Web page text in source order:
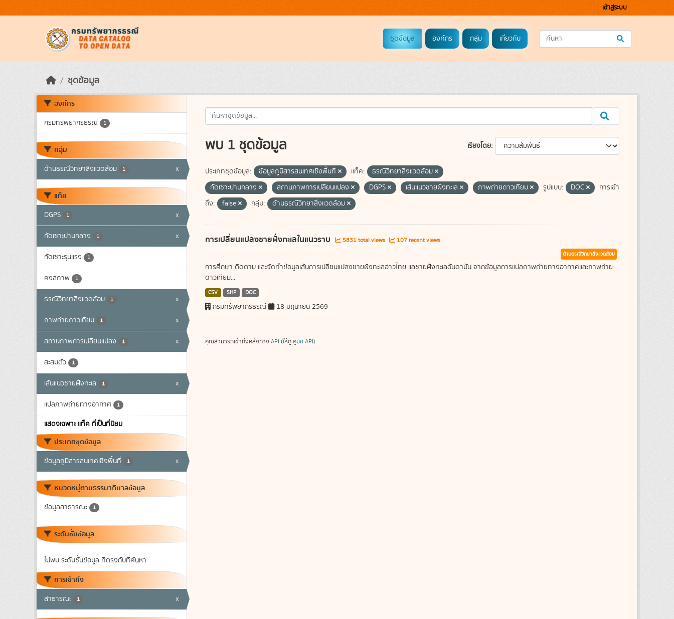
เข้าสู่ระบบ
ชุดข้อมูล องค์กร กลุ่ม เกี่ยวกับ
ชุดข้อมูล
องค์กร
กรมทรัพยากรธรณี 1
กลุ่ม
ด้านธรณีวิทยาสิ่งแวดล้อม 1 x
แท็ค
DGPS 1 x
กัดเซาะปานกลาง 1 x
กัดเซาะรุนแรง 1
คงสภาพ 1
ธรณีวิทยาสิ่งแวดล้อม 1 x
ภาพถ่ายดาวเทียม 1 x
สถานภาพการเปลี่ยนแปลง 1 x
สะสมตัว 1
เส้นแนวชายฝั่งทะเล 1 x
แปลภาพถ่ายทางอากาศ 1
แสดงเฉพาะ แท็ค ที่เป็นที่นิยม
ประเภทชุดข้อมูล
ข้อมูลภูมิสารสนเทศเชิงพื้นที่ 1 x
หมวดหมู่ตามธรรมาภิบาลข้อมูล
ข้อมูลสาธารณะ 1
ระดับชั้นข้อมูล
ไม่พบ ระดับชั้นข้อมูล ที่ตรงกับที่ค้นหา
การเข้าถึง
สาธารณะ 1 x
เรียงโดย
พบ 1 ชุดข้อมูล
ประเภทชุดข้อมูล: ข้อมูลภูมิสารสนเทศเชิงพื้นที่ แท็ค:
ธรณีวิทยาสิ่งแวดล้อม
กัดเซาะปานกลาง
สถานภาพการเปลี่ยนแปลง DGPS เส้นแนวชายฝั่งทะเล ภาพถ่ายดาวเทียม รูปแบบ: DOC
การเข้า
ถึง:
false กลุ่ม: ด้านธรณีวิทยาสิ่งแวดล้อม
การเปลี่ยนแปลงชายฝั่งทะเลในแนวราบ 5831 total views 107 recent views
ด้านธรณีวิทยาสิ่งแวดล้อม
การศึกษา ติดตาม และจัดทำข้อมูลเส้นการเปลี่ยนแปลงชายฝั่งทะเลอ่าวไทย แลชายฝั่งทะเลอันดามัน จากข้อมูลการแปลภาพถ่ายทางอากาศและภาพถ่าย
ดาวเทียม...
CSV SHP DOC
กรมทรัพยากรธรณี 18 มิถุนายน 2569
คุณสามารถเข้าถึงคลังทาง API (ให้ดู คู่มือ API).